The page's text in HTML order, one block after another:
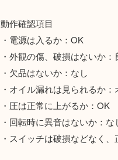
動作確認項目
・電源は入るか：OK
・外観の傷、破損はないか：
・欠品はないか：なし
・オイル漏れは見られるか
・圧は正常に上がるか：OK
・回転時に異音はないか：な
・スイッチは破損などなく